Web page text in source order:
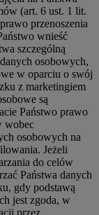
(art. 6 ust. 1 lit.
przenoszenia
wnieść
szczególną
osobowych,
w oparciu o swój
z marketingiem
są
Państwo prawo
wobec
osobowych na
Jeżeli
do celów
Państwa danych
gdy podstawą
jest zgoda, w
przez